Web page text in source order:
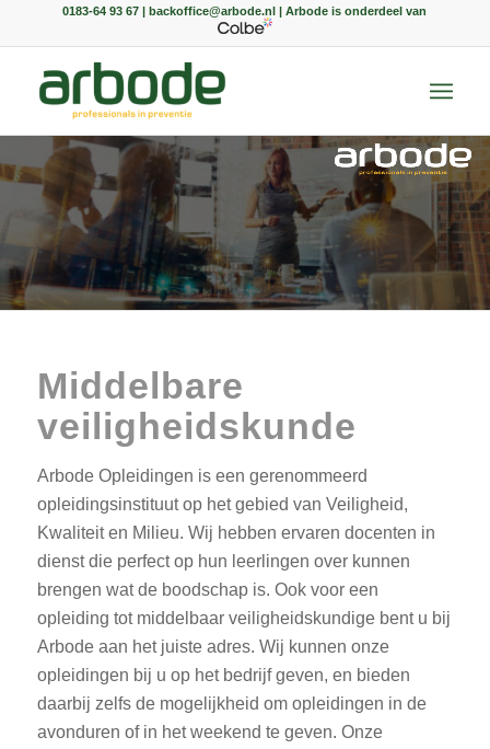
0183-64 93 67 | backoffice@arbode.nl | Arbode is onderdeel van
Middelbare
veiligheidskunde
Arbode Opleidingen is een gerenommeerd
opleidingsinstituut op het gebied van Veiligheid,
Kwaliteit en Milieu. Wij hebben ervaren docenten in
dienst die perfect op hun leerlingen over kunnen
brengen wat de boodschap is. Ook voor een
opleiding tot middelbaar veiligheidskundige bent u bij
Arbode aan het juiste adres. Wij kunnen onze
opleidingen bij u op het bedrijf geven, en bieden
daarbij zelfs de mogelijkheid om opleidingen in de
avonduren of in het weekend te geven. Onze